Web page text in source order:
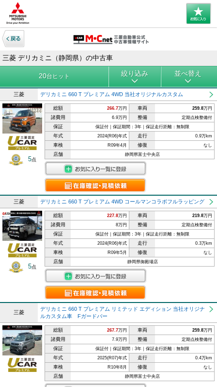
三菱 デリカミニ（静岡県）の中古車
20台ヒット 絞り込み 並べ替え
三菱 デリカミニ 660 T プレミアム 4WD 当社オリジナルカスタム
5点
総額 266.7万円 車両 259.8万円
諸費用 6.9万円 整備 定期点検整備付
保証 保証付｜保証期間：3年｜保証走行距離：無制限
年式 2024(R06)年式 走行 0.9万km
車検 R09年4月 修復 なし
店舗 静岡県富士中央店
三菱 デリカミニ 660 T プレミアム 4WD コールマンコラボフルラッピング
5点
総額 227.8万円 車両 219.8万円
諸費用 8万円 整備 定期点検整備付
保証 保証付｜保証期間：3年｜保証走行距離：無制限
年式 2024(R06)年式 走行 0.3万km
車検 R09年5月 修復 なし
店舗 静岡県御殿場店
三菱
デリカミニ 660 T プレミアム リミテッド エディション 当社オリジナ
ルカスタム車 Fガードバー
総額 267.7万円 車両 259.8万円
諸費用 7.9万円 整備 定期点検整備付
保証 保証付｜保証期間：3年｜保証走行距離：無制限
年式 2025(R07)年式 走行 0.4万km
車検 R10年8月 修復 なし
店舗 静岡県富士中央店